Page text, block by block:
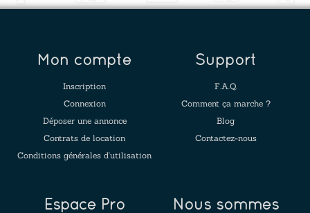
Mon compte
Inscription
Connexion
Déposer une annonce
Contrats de location
Conditions générales d'utilisation
Support
F.A.Q.
Comment ça marche ?
Blog
Contactez-nous
Espace Pro
Nous sommes